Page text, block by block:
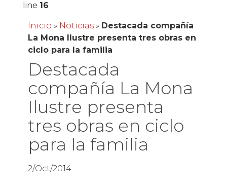
line 16
Inicio » Noticias» Destacada compañía
La Mona Ilustre presenta tres obras en
ciclo para la familia
Destacada
compañía La Mona
Ilustre presenta
tres obras en ciclo
para la familia
2/Oct/2014